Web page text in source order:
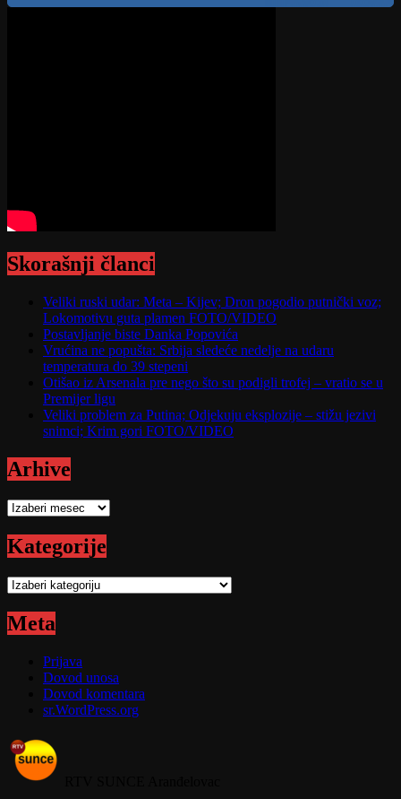
Skorašnji članci
Veliki ruski udar: Meta – Kijev; Dron pogodio putnički voz;
Lokomotivu guta plamen FOTO/VIDEO
Postavljanje biste Danka Popovića
Vrućina ne popušta: Srbija sledeće nedelje na udaru
temperatura do 39 stepeni
Otišao iz Arsenala pre nego što su podigli trofej – vratio se u
Premijer ligu
Veliki problem za Putina; Odjekuju eksplozije – stižu jezivi
snimci; Krim gori FOTO/VIDEO
Arhive
Arhive
Kategorije
Kategorije
Meta
Prijava
Dovod unosa
Dovod komentara
sr.WordPress.org